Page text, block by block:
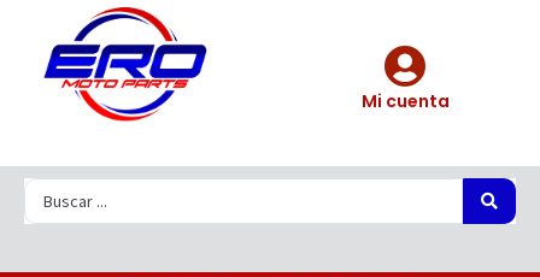
Mi cuenta